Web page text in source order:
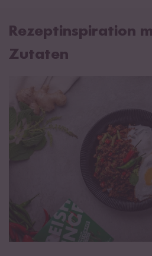
Rezeptinspiration
Zutaten